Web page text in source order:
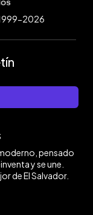
2026
pensado
y se une.
de El Salvador.